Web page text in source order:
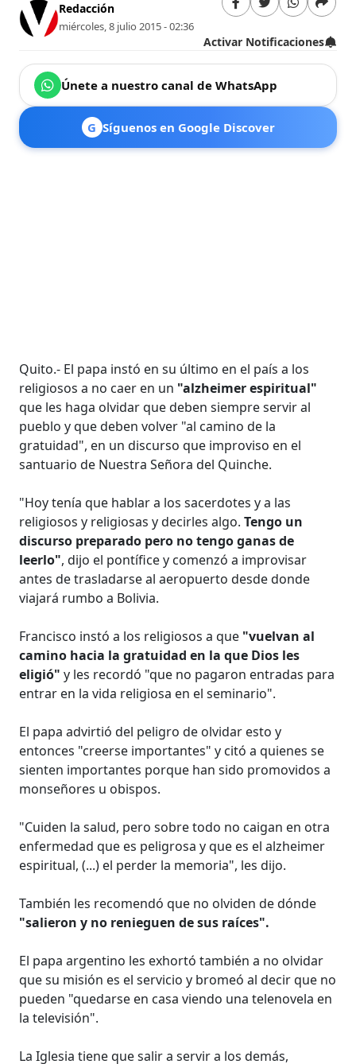
Redacción
miércoles, 8 julio 2015 - 02:36
Activar Notificaciones
Únete a nuestro canal de WhatsApp
G Síguenos en Google Discover
Quito.- El papa instó en su último en el país a los
religiosos a no caer en un "alzheimer espiritual"
que les haga olvidar que deben siempre servir al
pueblo y que deben volver "al camino de la
gratuidad", en un discurso que improviso en el
santuario de Nuestra Señora del Quinche.
"Hoy tenía que hablar a los sacerdotes y a las
religiosos y religiosas y decirles algo.Tengo un
discurso preparado pero no tengo ganas de
leerlo", dijo el pontífice y comenzó a improvisar
antes de trasladarse al aeropuerto desde donde
viajará rumbo a Bolivia.
Francisco instó a los religiosos a que "vuelvan al
camino hacia la gratuidad en la que Dios les
eligió"y les recordó "que no pagaron entradas para
entrar en la vida religiosa en el seminario".
El papa advirtió del peligro de olvidar esto y
entonces "creerse importantes" y citó a quienes se
sienten importantes porque han sido promovidos a
monseñores u obispos.
"Cuiden la salud, pero sobre todo no caigan en otra
enfermedad que es peligrosa y que es el alzheimer
espiritual, (...) el perder la memoria", les dijo.
También les recomendó que no olviden de dónde
"salieron y no renieguen de sus raíces".
El papa argentino les exhortó también a no olvidar
que su misión es el servicio y bromeó al decir que no
pueden "quedarse en casa viendo una telenovela en
la televisión".
La Iglesia tiene que salir a servir a los demás,